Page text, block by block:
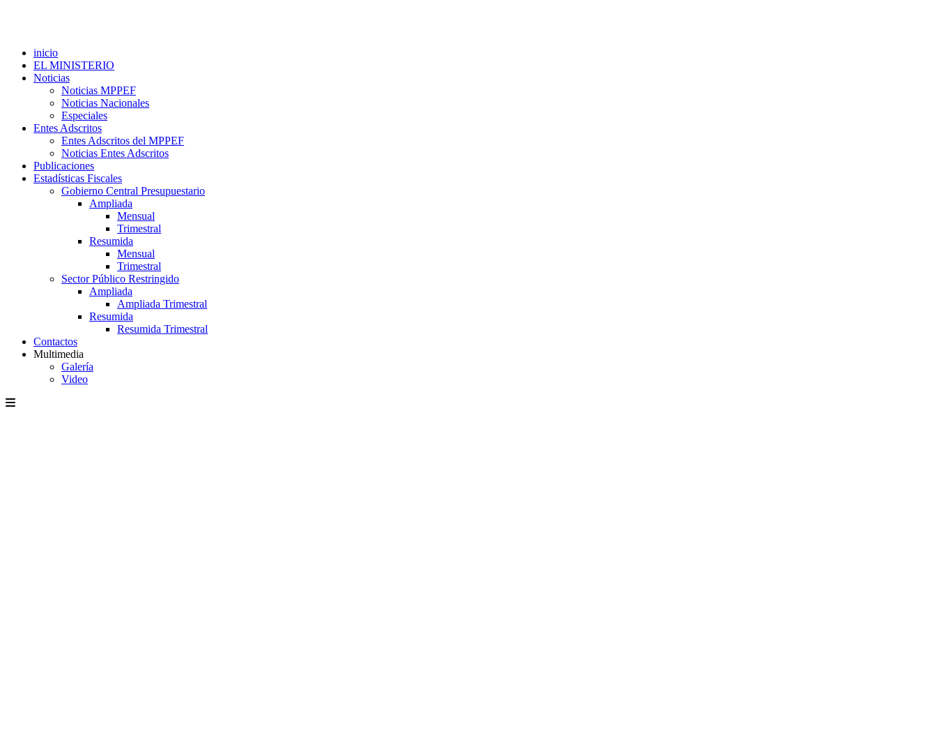
inicio
EL MINISTERIO
Noticias
Noticias MPPEF
Noticias Nacionales
Especiales
Entes Adscritos
Entes Adscritos del MPPEF
Noticias Entes Adscritos
Publicaciones
Estadísticas Fiscales
Gobierno Central Presupuestario
Ampliada
Mensual
Trimestral
Resumida
Mensual
Trimestral
Sector Público Restringido
Ampliada
Ampliada Trimestral
Resumida
Resumida Trimestral
Contactos
Multimedia
Galería
Video